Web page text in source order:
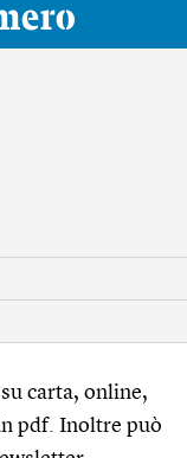
carta, online,
pdf. Inoltre può